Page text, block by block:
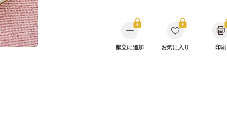
献立に追加 お気に入り 印刷